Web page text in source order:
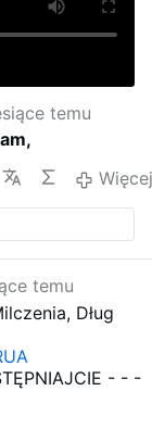
temu
temu
Dług
- - -